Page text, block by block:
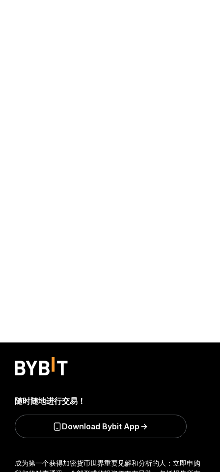
成为第一个获得加密货币世界重要见解和分析的人：立即申购
随时随地进行交易！
Download Bybit App